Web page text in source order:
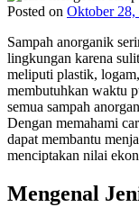
Posted on Oktober 28,
Sampah anorganik
lingkungan karena
meliputi plastik,
membutuhkan waktu
semua sampah
Dengan memahami
dapat membantu
menciptakan nilai
Mengenal